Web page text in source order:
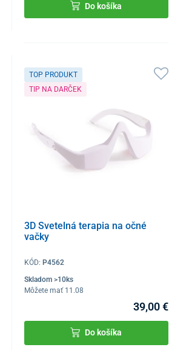
Do košíka
TOP PRODUKT
TIP NA DARČEK
3D Svetelná terapia na očné
vačky
KÓD: P4562
Skladom >10ks
Môžete mať 11.08
39,00 €
Do košíka